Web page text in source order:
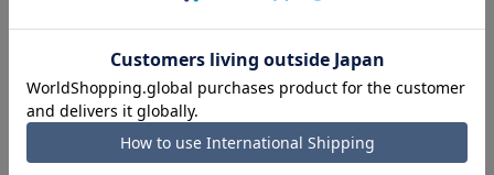
貼りやすさ はがしやすさ 糊の強さ
◎